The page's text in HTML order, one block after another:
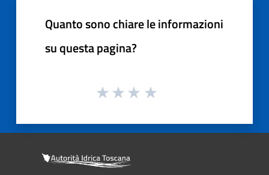
Quanto sono chiare le informazioni
su questa pagina?